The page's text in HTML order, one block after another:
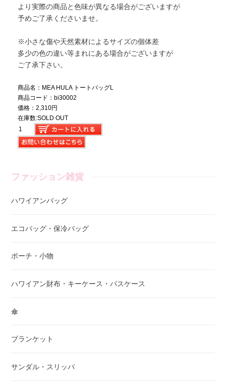
より実際の商品と色味が異なる場合がございますが
予めご了承くださいませ。
※小さな傷や天然素材によるサイズの個体差
多少の色の違い等まれにある場合がございますが
ご了承下さい。
商品名：MEA HULA トートバッグL
商品コード：bi30002
価格：2,310円
在庫数:SOLD OUT
ファッション雑貨
ハワイアンバッグ
エコバッグ・保冷バッグ
ポーチ・小物
ハワイアン財布・キーケース・パスケース
傘
ブランケット
サンダル・スリッパ